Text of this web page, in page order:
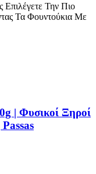
Την Πιο
Τα Φουντούκια Με
| Φυσικοί Ξηροί